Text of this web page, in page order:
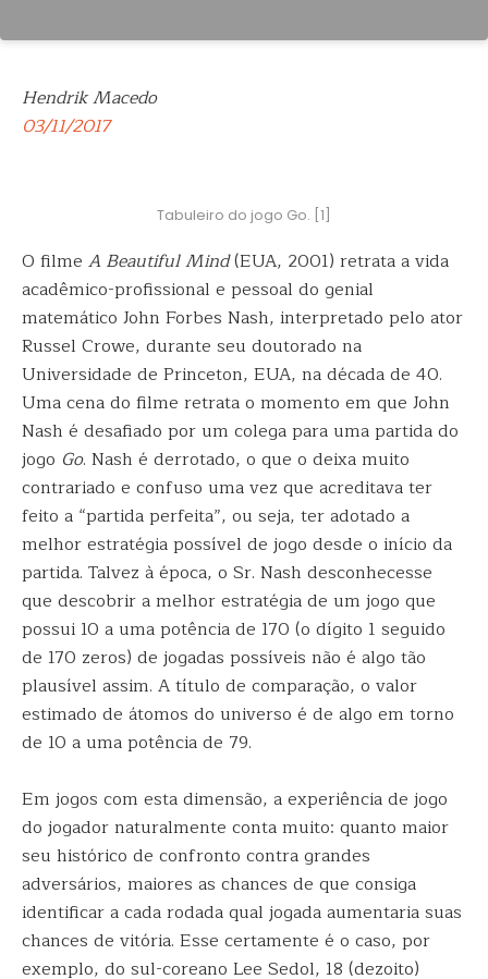
Hendrik Macedo
03/11/2017
Tabuleiro do jogo Go. [1]
O filme A Beautiful Mind(EUA, 2001) retrata a vida
acadêmico-profissional e pessoal do genial
matemático John Forbes Nash, interpretado pelo ator
Russel Crowe, durante seu doutorado na
Universidade de Princeton, EUA, na década de 40.
Uma cena do filme retrata o momento em que John
Nash é desafiado por um colega para uma partida do
jogo Go. Nash é derrotado, o que o deixa muito
contrariado e confuso uma vez que acreditava ter
feito a “partida perfeita”, ou seja, ter adotado a
melhor estratégia possível de jogo desde o início da
partida. Talvez à época, o Sr. Nash desconhecesse
que descobrir a melhor estratégia de um jogo que
possui 10 a uma potência de 170 (o dígito 1 seguido
de 170 zeros) de jogadas possíveis não é algo tão
plausível assim. A título de comparação, o valor
estimado de átomos do universo é de algo em torno
de 10 a uma potência de 79.
Em jogos com esta dimensão, a experiência de jogo
do jogador naturalmente conta muito: quanto maior
seu histórico de confronto contra grandes
adversários, maiores as chances de que consiga
identificar a cada rodada qual jogada aumentaria suas
chances de vitória. Esse certamente é o caso, por
exemplo, do sul-coreano Lee Sedol, 18 (dezoito)